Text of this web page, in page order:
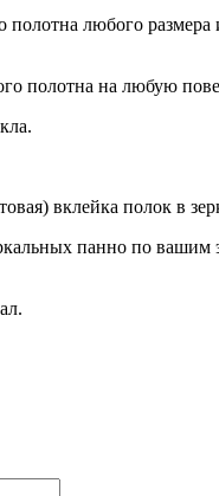
полотна любого
полотна на любую
вклейка полок в
панно по вашим